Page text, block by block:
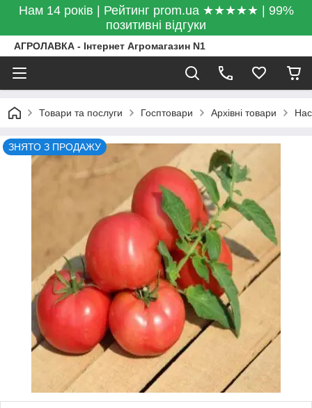
Нам 14 років | Рейтинг prom.ua ★★★★★ | 99%
позитивні відгуки
АГРОЛАВКА - Інтернет Агромагазин N1
Товари та послуги Госптовари Архівні товари
ЗНЯТО З ПРОДАЖУ